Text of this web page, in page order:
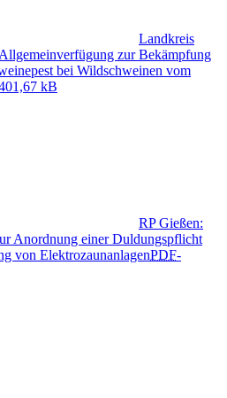
Landkreis
zur Bekämpfung
bei Wildschweinen vom
kB
RP Gießen:
Anordnung einer Duldungspflicht
von ElektrozaunanlagenPDF-